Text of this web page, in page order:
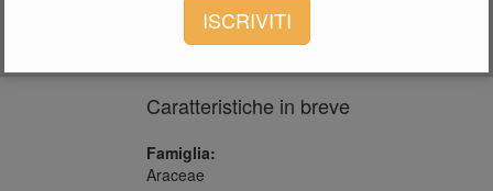
Acquista questa pianta
Caratteristiche in breve
Famiglia:
Araceae
ISCRIVITI